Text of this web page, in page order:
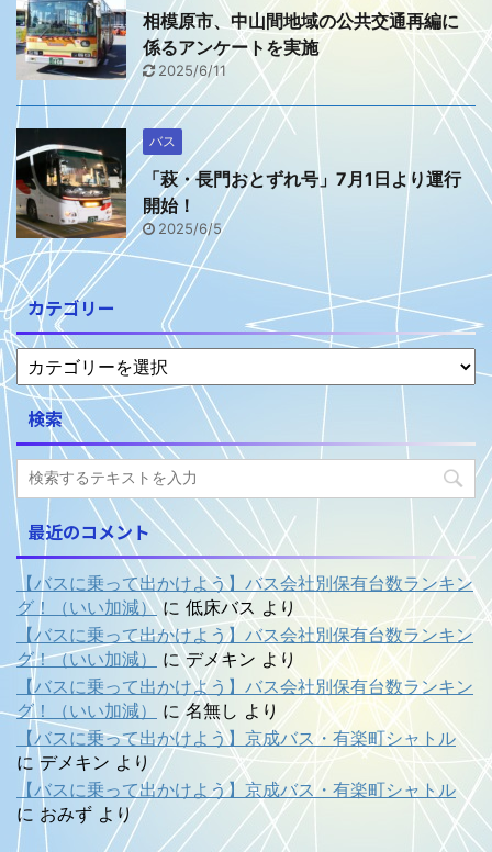
相模原市、中山間地域の公共交通再編に
係るアンケートを実施
2025/6/11
バス
「萩・長門おとずれ号」7月1日より運行
開始！
2025/6/5
カテゴリー
検索
最近のコメント
【バスに乗って出かけよう】バス会社別保有台数ランキン
グ！（いい加減） に 低床バス より
【バスに乗って出かけよう】バス会社別保有台数ランキン
グ！（いい加減）
にデメキン より
【バスに乗って出かけよう】バス会社別保有台数ランキン
グ！（いい加減）
に名無し より
【バスに乗って出かけよう】京成バス・有楽町シャトル
にデメキン より
【バスに乗って出かけよう】京成バス・有楽町シャトル
に おみず より